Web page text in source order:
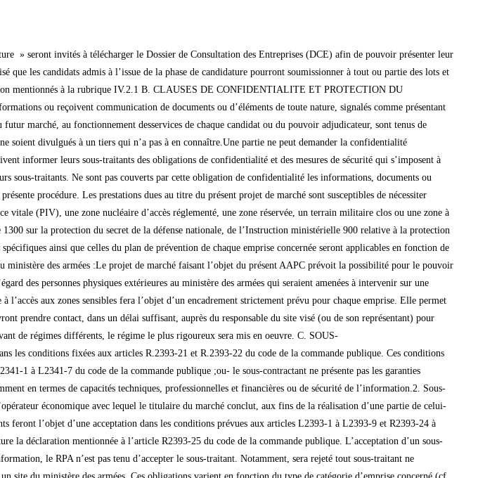
d’un sous-traitant se fait dans les conditions de l’article R2393-24 du code de la commande publique.Pour information, le RPA n’est pas tenu d’accepter le sous-traitant. Notamment, sera rejeté tout sous-traitant ne répondant pas aux obligations liées aux modalités d’accès, nécessaire à l’exécution du marché, sur un site du ministère des armées. Ces obligations varient en fonction du type de catégorie d’emprise concerné (cf. Instruction générale interministérielle no1300/SGDSN/PSE/PSD sur la protection du secret de la défense nationale).D. LIEUX D’EXECUTIONLes prestations du présent marché pourront s’exécuter sur les territoires de l’Europe géographique et du pourtour méditerranéen, ainsi qu’en Jordanie. E. CONTENU DU DOSSIER DE CONSULTATIONLes candidats sont invités, pour télécharger les annexes à l’AAPC, à s’identifier sur la plateforme. En cas de téléchargement anonyme, ou d’informations erronées dans le formulaire d’authentification, ils ne seront pas informés des éventuelles modifications de la consultation (modifications de dates, rectificatifs ou compléments de dossiers, etc.).1.Modification du dossier de consultationLe RPA se réserve le droit d’apporter, au plus tard 6 jours avant la date limite de remise des candidatures, des modifications de détail du dossier de consultation. Ces modifications n’altéreront pas les éléments substantiels du marché. Il transmet via la PLACE les modifications effectuées, dans des conditions respectueuses du principe d’égalité. Les candidats devront alors répondre sur la base du dossier modifié, sans pouvoir n’élever aucune réclamation à ce sujet. Si, pendant l’étude du dossier par les candidats, la date limite de remise des candidatures est reportée, la disposition précédente est applicable en fonction de cette nouvelle date.2. Demande de renseignements complémentaires dans le cas d’une remiseélectronique des plisPour obtenir tous les renseignements complémentaires qui leur seraient nécessaires au cours de l’étude du dossier de consultation, les candidats devront faire parvenir, au plus tard 10 jours avant la date limite de remise des candidatures, une demande via la plate-forme des achats de l’Etat, à l’adresse suivante : www.marches-publics.gouv.fr.Le RPA répondra pour autant que le candidat ait fait sa demande dans le délai imparti.Le RPA appelle la vigilance des candidats sur le soin et la qualité à apporter à la rédaction de ces questions.F. PRÉSENTATION DES CANDIDATURESLe RPA n’autorise pas la candidature au moyen du formulaire DUME. 1. Recevabilité de la candidatureLes candidatures reçues hors-délai sont éliminées en application des articles R.2343-1 et R.2343-2 du code de la commande publique.Il est précisé que la date et l’heure limites de remise des demandes de participation sont celles du fuseau horaire Europe/Paris.Les candidatures sont déclarées recevables dès lors que les candidats ont fourni l’ensemble des pièces comme demandé à la rubrique III.2 du présent avis d’appel public à la concurrence.L’appréciation des capacités professionnelles, techniques et financières d’un groupement est globale. En application des articles R. 2342-2 et R. 2343-12 du code de la commande publique, lorsque le candidat s’appuie sur les capacités d’un opérateur économique, il doit justifier des capacités de cet opérateur et apporter la preuve qu’il en disposera pour l’exécution du marché. Les preuves apportées doivent prendre la forme d’un document exprimant une obligation juridiquement contraignante (notamment un contrat, un accord de partenariat, des liens entre société » mère » et société » fille « ).Pour justifier des capacités professionnelles, techniques et financières des sociétés nouvellement créées, le RPA pourra évaluer les capacités d’autres opérateurs économiques, quelle que soit la nature juridique des liens existant entre elles et ces opérateurs. Dans ce cas, les sociétés nouvellement créées justifient les capacités de ces opérateurs et apportent la preuve qu’elles en disposeront pour l’exécution du marché. Si elles sont objectivement dans l’impossibilité de produire les renseignements demandés, elles peuvent prouver leurs capacités par tout autre document considéré comme équivalent par le RPA.De même, si le candidat s’appuie sur les capacités d’un sous-traitant, il doit : – déclarer ce sous-traitant dès le stade de la candidature via le formulaire DC4 ; – fournir les justificatifs des capacités du sous-traitant ;- renseigner dans son formulaire DC2 la rubrique H. En outre, si le candidat s’appuie sur les capacités d’un opérateur économique autre qu’un sous-traitant :- fournir les justificatifs des capacités ;- renseigner dans son formulaire DC2 la rubrique H. ImportantLes documents de la candidature sont fournis non seulement pour le candidat mais aussi ses éventuels co-traitants, sous-traitants et opérateurs économiques (pour les sous-traitants, le DC1 n’est pas à fournir). Il est rappelé que la composition d’un groupement (co-traitance) est fixée dès la remise de la candidature et ne peut être modifiée ultérieurement.2. Traitement des pièces de la candidature absentes ou incomplètes Le RPA peut, s’il le souhaite, permettre aux candidats de régulariser le contenu de la candidature en cas d’ou